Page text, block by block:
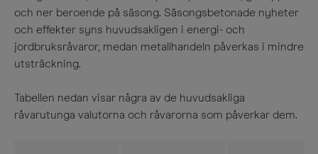
och ner beroende på säsong. Säsongsbetonade nyheter
och effekter syns huvudsakligen i energi- och
jordbruksråvaror, medan metallhandeln påverkas i mindre
utsträckning.
Tabellen nedan visar några av de huvudsakliga
råvarutunga valutorna och råvarorna som påverkar dem.